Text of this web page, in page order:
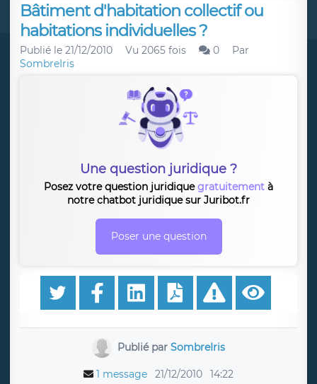
Bâtiment d'habitation collectif ou
habitations individuelles ?
Publié le 21/12/2010 Vu 2065 fois 0
Par
SombreIris
Une question juridique ?
Posez votre question juridiquegratuitement à
notre chatbot juridique sur Juribot.fr
Poser une question
Publié par SombreIris
1 message 21/12/2010 14:22